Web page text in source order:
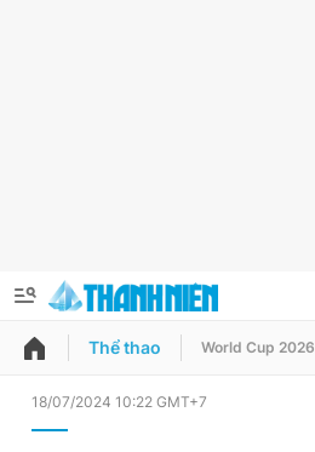
QUẢNG CÁO ĐẶT BÁO
Thể thao World Cup 2026
18/07/2024 10:22 GMT+7